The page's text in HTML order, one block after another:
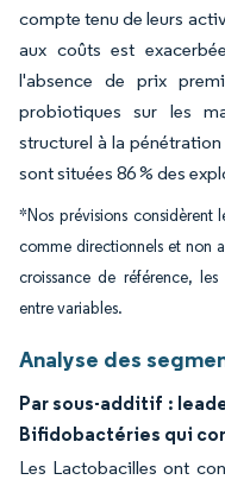
compte tenu de leurs
aux coûts est
l'absence de prix
probiotiques sur les
structurel à la
sont situées 86 % des
*Nos prévisions considèrent
comme directionnels et non
croissance de référence,
entre variables.
Analyse des
Par sous-additif :
Bifidobactéries qui
Les Lactobacilles ont